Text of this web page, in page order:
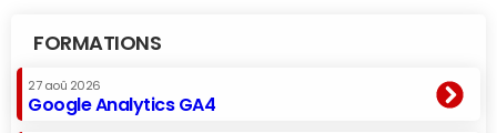
FORMATIONS
27 aoû 2026
Google Analytics GA4